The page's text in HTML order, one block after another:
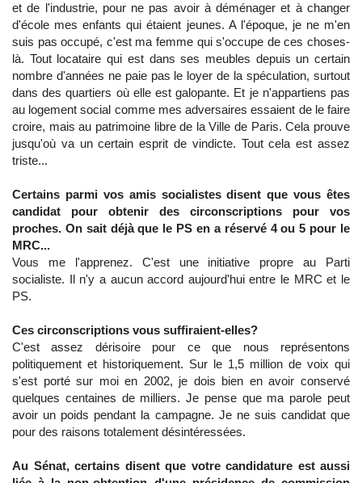
et de l'industrie, pour ne pas avoir à déménager et à changer
d'école mes enfants qui étaient jeunes. A l'époque, je ne m'en
suis pas occupé, c'est ma femme qui s'occupe de ces choses-
là. Tout locataire qui est dans ses meubles depuis un certain
nombre d'années ne paie pas le loyer de la spéculation, surtout
dans des quartiers où elle est galopante. Et je n'appartiens pas
au logement social comme mes adversaires essaient de le faire
croire, mais au patrimoine libre de la Ville de Paris. Cela prouve
jusqu'où va un certain esprit de vindicte. Tout cela est assez
triste...
Certains parmi vos amis socialistes disent que vous êtes
candidat pour obtenir des circonscriptions pour vos
proches. On sait déjà que le PS en a réservé 4 ou 5 pour le
MRC...
Vous me l'apprenez. C'est une initiative propre au Parti
socialiste. Il n'y a aucun accord aujourd'hui entre le MRC et le
PS.
Ces circonscriptions vous suffiraient-elles?
C'est assez dérisoire pour ce que nous représentons
politiquement et historiquement. Sur le 1,5 million de voix qui
s'est porté sur moi en 2002, je dois bien en avoir conservé
quelques centaines de milliers. Je pense que ma parole peut
avoir un poids pendant la campagne. Je ne suis candidat que
pour des raisons totalement désintéressées.
Au Sénat, certains disent que votre candidature est aussi